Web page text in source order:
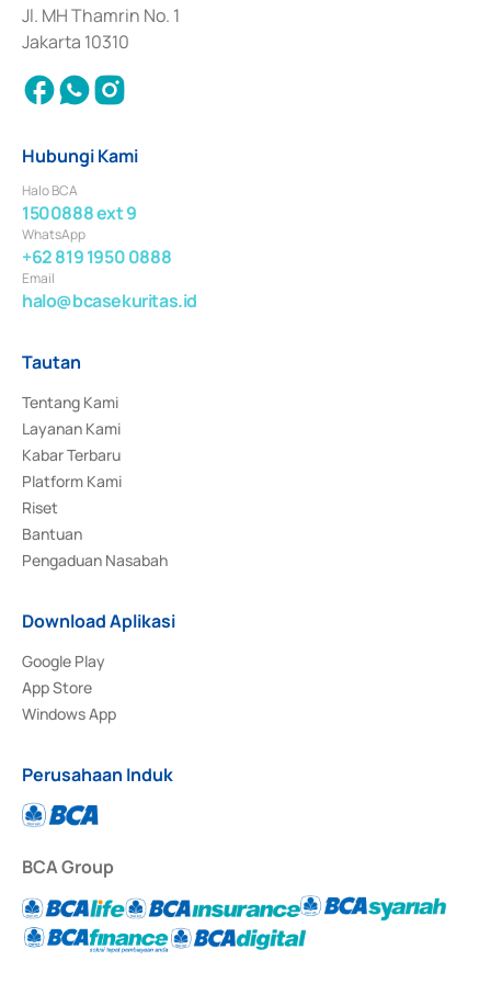
Jl. MH Thamrin No. 1
Jakarta 10310
Hubungi Kami
Halo BCA
1500888 ext 9
WhatsApp
+62 819 1950 0888
Email
halo@bcasekuritas.id
Tautan
Tentang Kami
Layanan Kami
Kabar Terbaru
Platform Kami
Riset
Bantuan
Pengaduan Nasabah
Download Aplikasi
Google Play
App Store
Windows App
Perusahaan Induk
BCA Group